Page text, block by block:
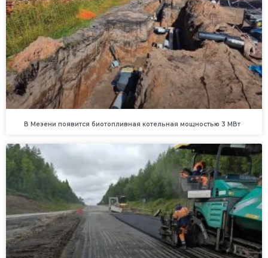
В Мезени появится биотопливная котельная мощностью 3 МВт